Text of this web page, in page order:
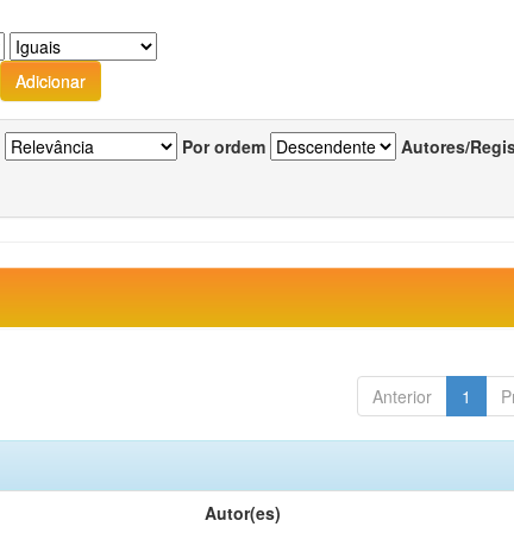
Por ordem Autores/
Anterior 1
Autor(es)